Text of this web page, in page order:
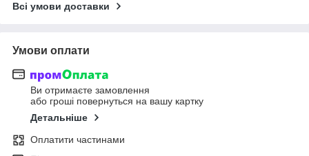
Всі умови доставки
Умови оплати
Ви отримаєте замовлення
або гроші повернуться на вашу картку
Детальніше
Оплатити частинами